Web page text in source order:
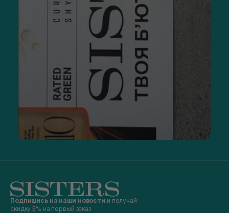
Подпишись на наши новости и получай
скидку 5% на первый заказ